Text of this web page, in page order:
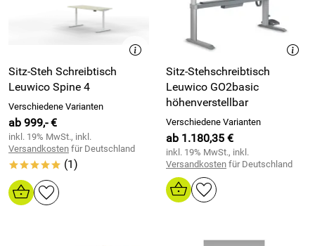
Sitz-Steh Schreibtisch
Leuwico Spine 4
Verschiedene Varianten
ab 999,- €
inkl. 19% MwSt., inkl.
Versandkosten für Deutschland
***** (1)
Sitz-Stehschreibtisch
Leuwico GO2basic
höhenverstellbar
Verschiedene Varianten
ab 1.180,35 €
inkl. 19% MwSt., inkl.
Versandkosten für Deutschland